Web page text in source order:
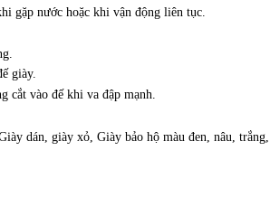
gặp nước hoặc khi vận động liên tục.
giày.
cắt vào đế khi va đập mạnh.
dán, giày xỏ, Giày bảo hộ màu đen, nâu,